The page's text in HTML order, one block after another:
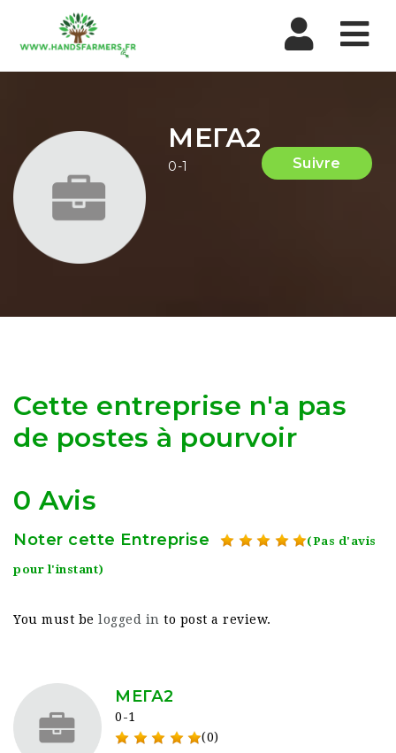
МЕГА2
0-1 Suivre
Cette entreprise n'a pas
de postes à pourvoir
0 Avis
Noter cette Entreprise (Pas d'avis
pour l'instant)
You must be logged in to post a review.
МЕГА2
0-1
(0)